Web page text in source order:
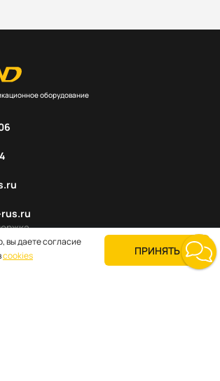
оборудование
вы даете согласие
cookies ПРИНЯТЬ